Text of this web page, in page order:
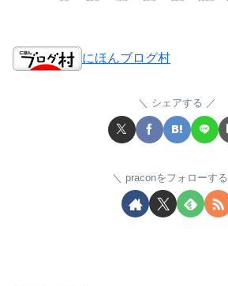
にほんブログ村
シェアする
praconをフォローする